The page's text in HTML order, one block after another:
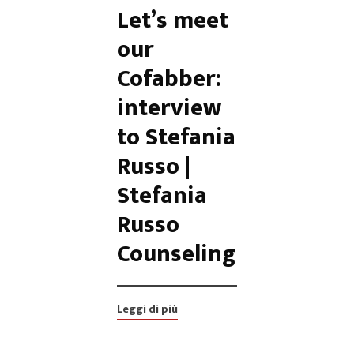
Let’s meet
our
Cofabber:
interview
to Stefania
Russo |
Stefania
Russo
Counseling
Leggi di più